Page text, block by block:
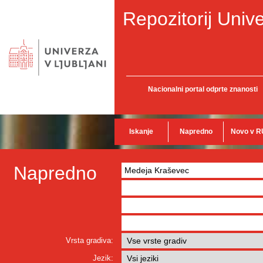
Repozitorij
Nacionalni portal odprte znanosti
Iskanje Napredno Novo v
Napredno
Vrsta gradiva:
Jezik: